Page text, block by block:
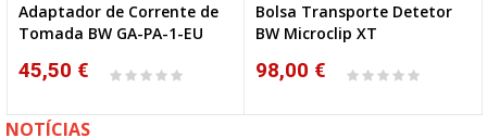
Adaptador de Corrente de
Tomada BW GA-PA-1-EU
45,50 €
Bolsa Transporte Detetor
BW Microclip XT
98,00 €
NOTÍCIAS